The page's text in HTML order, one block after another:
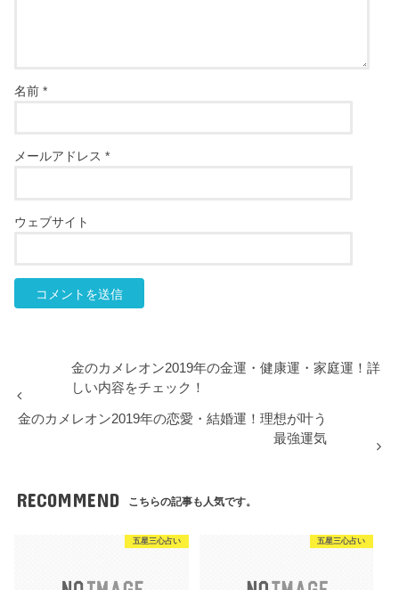
名前*
メールアドレス*
ウェブサイト
金のカメレオン2019年の金運・健康運・家庭運！詳
しい内容をチェック！
金のカメレオン2019年の恋愛・結婚運！理想が叶う
最強運気
RECOMMEND こちらの記事も人気です。
五星三心占い 五星三心占い